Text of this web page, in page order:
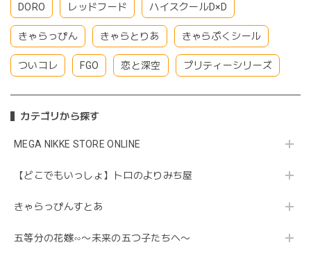
DORO レッドフード ハイスクールD×D
きゃらっぴん きゃらとりあ きゃらぷくシール
ついコレ FGO 恋と深空 プリティーシリーズ
カテゴリから探す
MEGA NIKKE STORE ONLINE
【どこでもいっしょ】トロのよりみち屋
きゃらっぴんすとあ
五等分の花嫁∽〜未来の五つ子たちへ〜